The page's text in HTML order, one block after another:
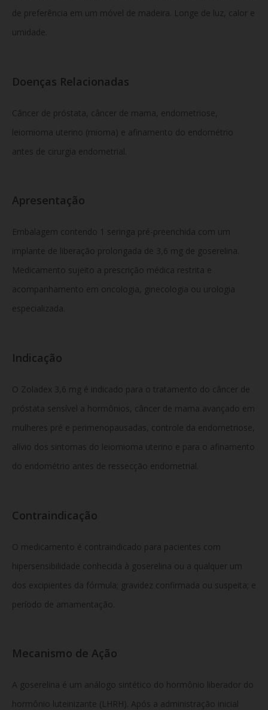
de preferência em um móvel de madeira. Longe de luz, calor e
umidade.
Doenças Relacionadas
Câncer de próstata, câncer de mama, endometriose,
leiomioma uterino (mioma) e afinamento do endométrio
antes de cirurgia endometrial.
Apresentação
Embalagem contendo 1 seringa pré-preenchida com um
implante de liberação prolongada de 3,6 mg de goserelina.
Medicamento sujeito a prescrição médica restrita e
acompanhamento em oncologia, ginecologia ou urologia
especializada.
Indicação
O Zoladex 3,6 mg é indicado para o tratamento do câncer de
próstata sensível a hormônios, câncer de mama avançado em
mulheres pré e perimenopausadas, controle da endometriose,
alívio dos sintomas do leiomioma uterino e para o afinamento
do endométrio antes de ressecção endometrial.
Contraindicação
O medicamento é contraindicado para pacientes com
hipersensibilidade conhecida à goserelina ou a qualquer um
dos excipientes da fórmula; gravidez confirmada ou suspeita; e
período de amamentação.
Mecanismo de Ação
A goserelina é um análogo sintético do hormônio liberador do
hormônio luteinizante (LHRH). Após a administração inicial